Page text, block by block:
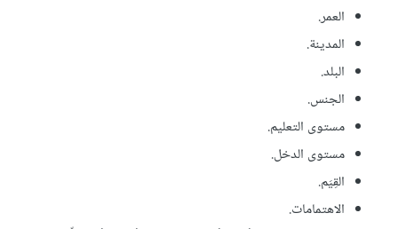
العمر.
المدينة.
البلد.
الجنس.
مستوى التعليم.
مستوى الدخل.
القِيَم.
الاهتمامات.